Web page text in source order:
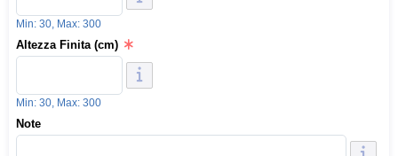
Min: 30, Max: 300
Altezza Finita (cm)
Min: 30, Max: 300
Note